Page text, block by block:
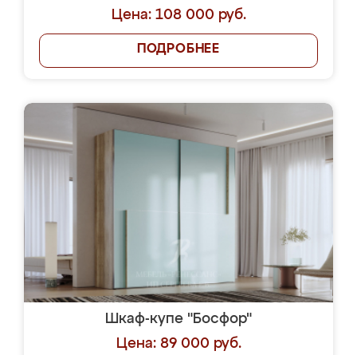
Цена: 108 000 руб.
ПОДРОБНЕЕ
Шкаф-купе "Босфор"
Цена: 89 000 руб.